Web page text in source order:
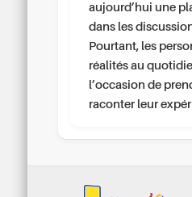
aujourd’hui une
dans les
Pourtant, les
réalités au
l’occasion de
raconter leur